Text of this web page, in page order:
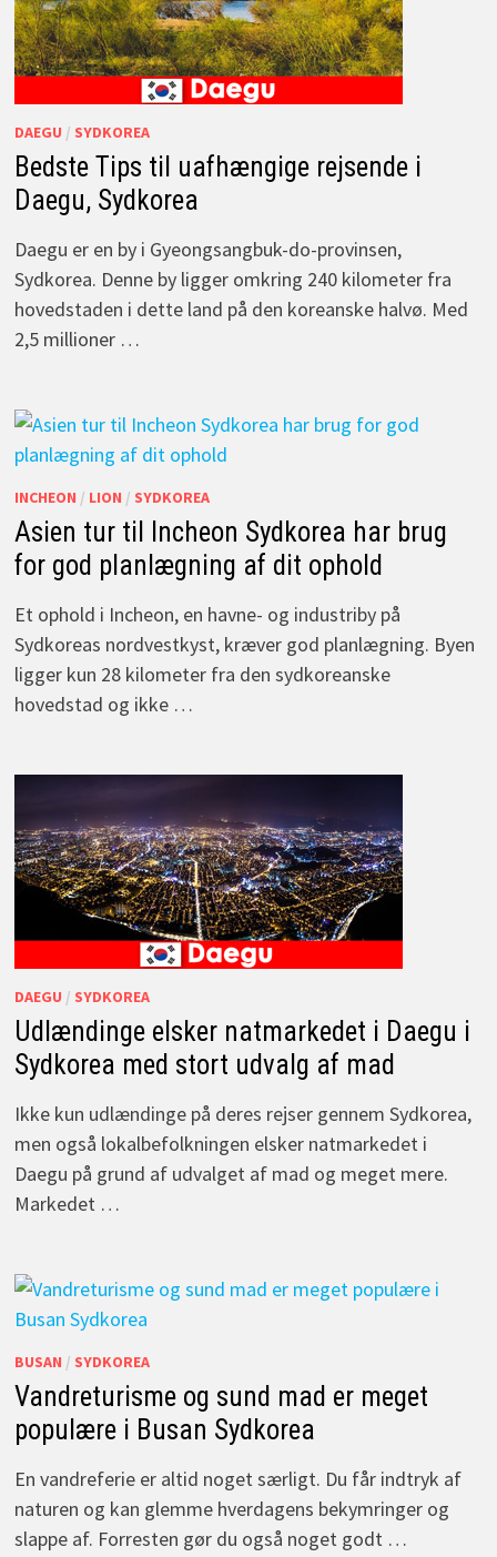
DAEGU / SYDKOREA
Bedste Tips til uafhængige rejsende i
Daegu, Sydkorea
Daegu er en by i Gyeongsangbuk-do-provinsen,
Sydkorea. Denne by ligger omkring 240 kilometer fra
hovedstaden i dette land på den koreanske halvø. Med
2,5 millioner …
INCHEON / LION / SYDKOREA
Asien tur til Incheon Sydkorea har brug
for god planlægning af dit ophold
Et ophold i Incheon, en havne- og industriby på
Sydkoreas nordvestkyst, kræver god planlægning. Byen
ligger kun 28 kilometer fra den sydkoreanske
hovedstad og ikke …
DAEGU / SYDKOREA
Udlændinge elsker natmarkedet i Daegu i
Sydkorea med stort udvalg af mad
Ikke kun udlændinge på deres rejser gennem Sydkorea,
men også lokalbefolkningen elsker natmarkedet i
Daegu på grund af udvalget af mad og meget mere.
Markedet …
BUSAN / SYDKOREA
Vandreturisme og sund mad er meget
populære i Busan Sydkorea
En vandreferie er altid noget særligt. Du får indtryk af
naturen og kan glemme hverdagens bekymringer og
slappe af. Forresten gør du også noget godt …